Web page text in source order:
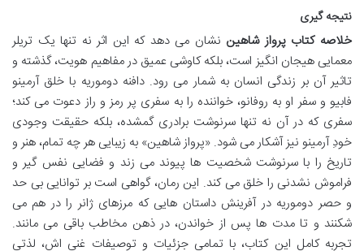
نتیجه گیری
خلاصه کتاب پرواز شاهین نشان می دهد که این اثر نه تنها یک تریلر
معمایی هیجان انگیز است، بلکه کاوشی عمیق در مفاهیم هویت، گذشته و
تاثیر آن بر زندگی انسان به شمار می رود. دافنه دوموریه با خلق آرمینو
فابیو و سفر او به روفانو، خواننده را به سفری پر رمز و راز دعوت می کند؛
سفری که در آن نه تنها سرنوشت برادری گمشده، بلکه حقیقت وجودی
خودِ آرمینو نیز آشکار می شود. «پرواز شاهین» به زیبایی هر چه تمام، هنر و
تاریخ را با سرنوشت شخصیت ها پیوند می زند و فضایی نفس گیر و
فراموش نشدنی را خلق می کند. این رمان، گواهی است بر توانایی بی حد
و حصر دوموریه در آفرینش داستان هایی که مرزهای ژانر را در هم می
شکنند و تا مدت ها پس از خواندن، در ذهن مخاطب باقی می مانند.
تجربه کامل این کتاب، با تمامی جزئیات و توصیفات غنی اش، لذتی